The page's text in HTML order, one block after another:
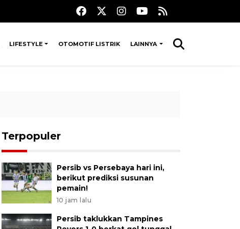
LIFESTYLE OTOMOTIF LISTRIK LAINNYA
Terpopuler
Persib vs Persebaya hari ini,
berikut prediksi susunan
pemain!
10 jam lalu
Persib taklukkan Tampines